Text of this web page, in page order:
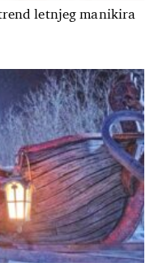
letnjeg manikira